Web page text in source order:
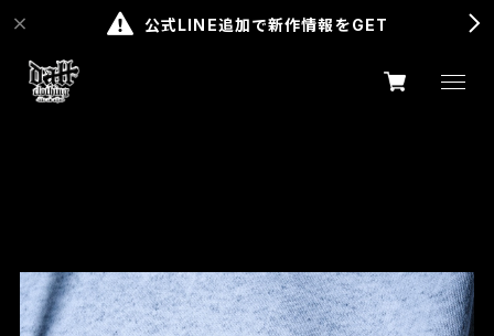
公式LINE追加で新作情報をGET